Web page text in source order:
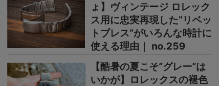
ょ】ヴィンテージ ロレック
ス用に忠実再現した“リベッ
トブレス”がいろんな時計に
使える理由｜ no.259
【酷暑の夏こそ“グレー”は
いかが】ロレックスの褪色